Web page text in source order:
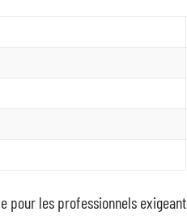
pour les professionnels exigeant